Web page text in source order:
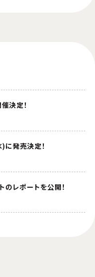
決定！
発売決定！
レポートを公開！